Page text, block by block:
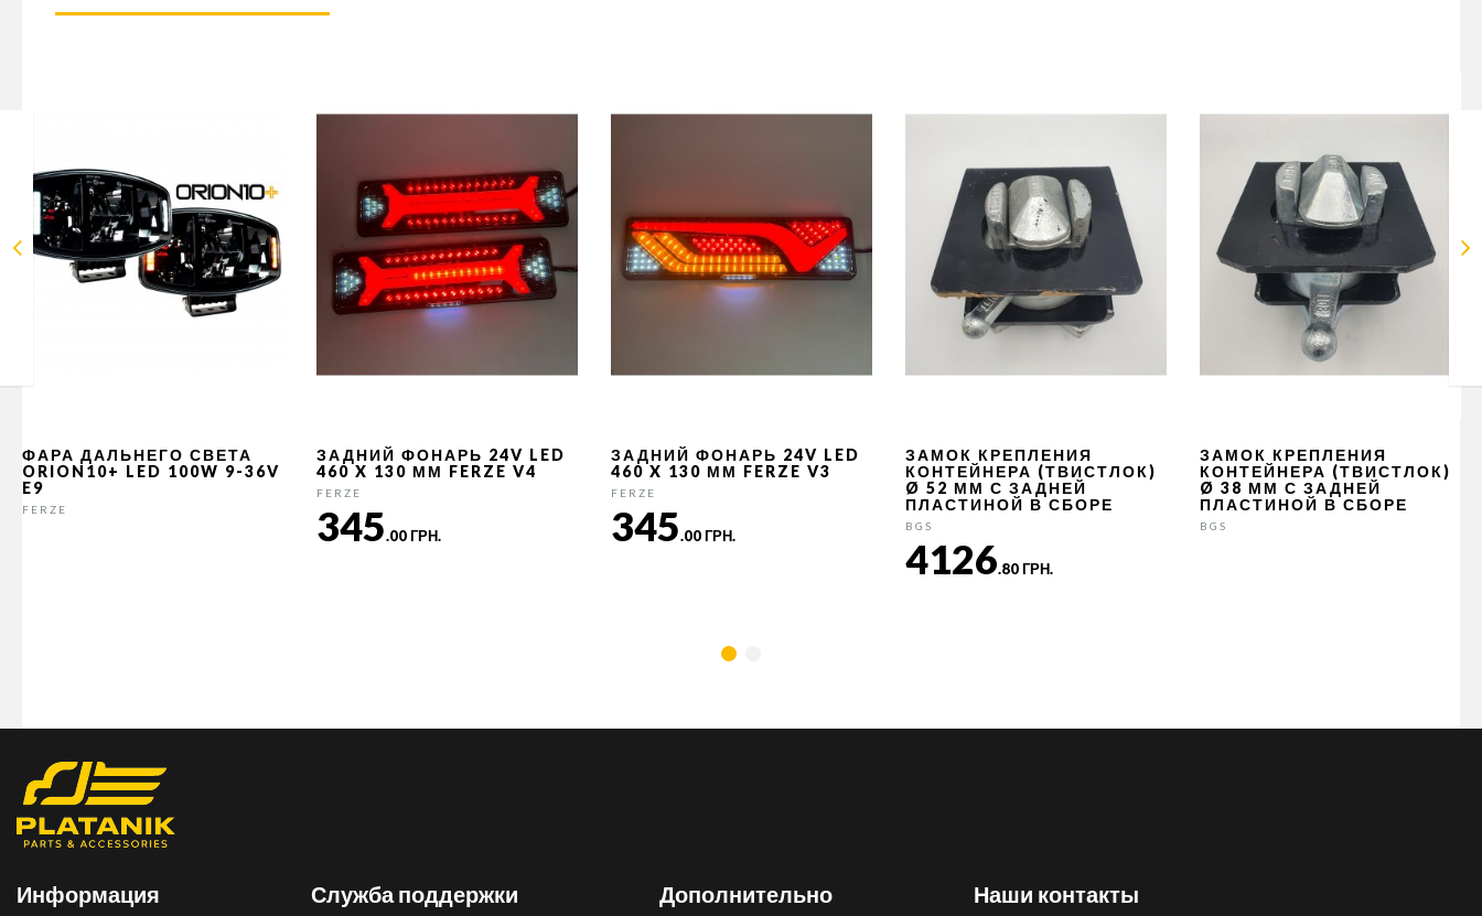
ФАРА ДАЛЬНЕГО СВЕТА
ORION10+ LED 100W 9-36V
E9
FERZE
ЗАДНИЙ ФОНАРЬ 24V LED
460 X 130 ММ FERZE V4
FERZE
345.00 ГРН.
ЗАДНИЙ ФОНАРЬ 24V LED
460 X 130 ММ FERZE V3
FERZE
345.00 ГРН.
ЗАМОК КРЕПЛЕНИЯ
КОНТЕЙНЕРА (ТВИСТЛОК)
Ø 52 ММ С ЗАДНЕЙ
ПЛАСТИНОЙ В СБОРЕ
BGS
4126.80 ГРН.
ЗАМОК КРЕПЛЕНИЯ
КОНТЕЙНЕРА (ТВИСТЛОК)
Ø 38 ММ С ЗАДНЕЙ
ПЛАСТИНОЙ В СБОРЕ
BGS
Информация Служба поддержки Дополнительно Наши контакты